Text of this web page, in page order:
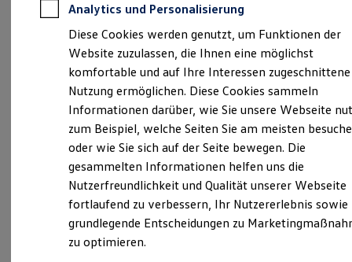
Für Privatkunden
Für Gewerbekunden
Profi Paket
TopDeal
Gebrauchtwagen
ProfiPartner für Gebrauchtwagen
Zertifizierte Gebrauchtwagen
Finanzierung
Für Privatkunden
Für Gewerbekunden
Leasing
Für Privatkunden
Für Gewerbekunden
Versicherungen & Garantien
Garantien
Kfz-Versicherung für Nutzfahrzeuge
Restschuldversicherung
Wartungsverträge
Verantwortlich für die Inhalte auf dieser Seite ist die Autohaus
Weingärtner GmbH - Co. KG (Impressum & Rechtliches )
Tölzer Straße 15, 83666 Waakirchen
+49 8021 88980
Montag-Freitag 07:00-18:00 Uhr
Samstag
08:00 -12:00 Uhr
Analytics und Personalisierung
Diese Cookies werden genutzt, um Funktionen der
Website zuzulassen, die Ihnen eine möglichst
komfortable und auf Ihre Interessen zugeschnittene
Nutzung ermöglichen. Diese Cookies sammeln
Informationen darüber, wie Sie unsere Webseite
zum Beispiel, welche Seiten Sie am meisten
oder wie Sie sich auf der Seite bewegen. Die
gesammelten Informationen helfen uns die
Nutzerfreundlichkeit und Qualität unserer Webseite
fortlaufend zu verbessern, Ihr Nutzererlebnis sowie
grundlegende Entscheidungen zu
zu optimieren.